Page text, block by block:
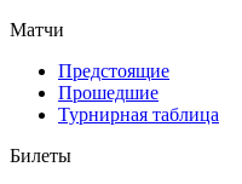
Матчи
Предстоящие
Прошедшие
Турнирная таблица
Билеты